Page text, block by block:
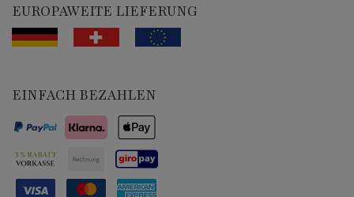
EUROPAWEITE LIEFERUNG
EINFACH BEZAHLEN